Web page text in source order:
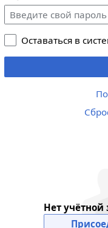
Оставаться в
Нет учётной